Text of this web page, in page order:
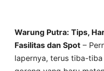
Warung Putra: Tips,
Fasilitas dan Spot –
lapernya, terus tiba-